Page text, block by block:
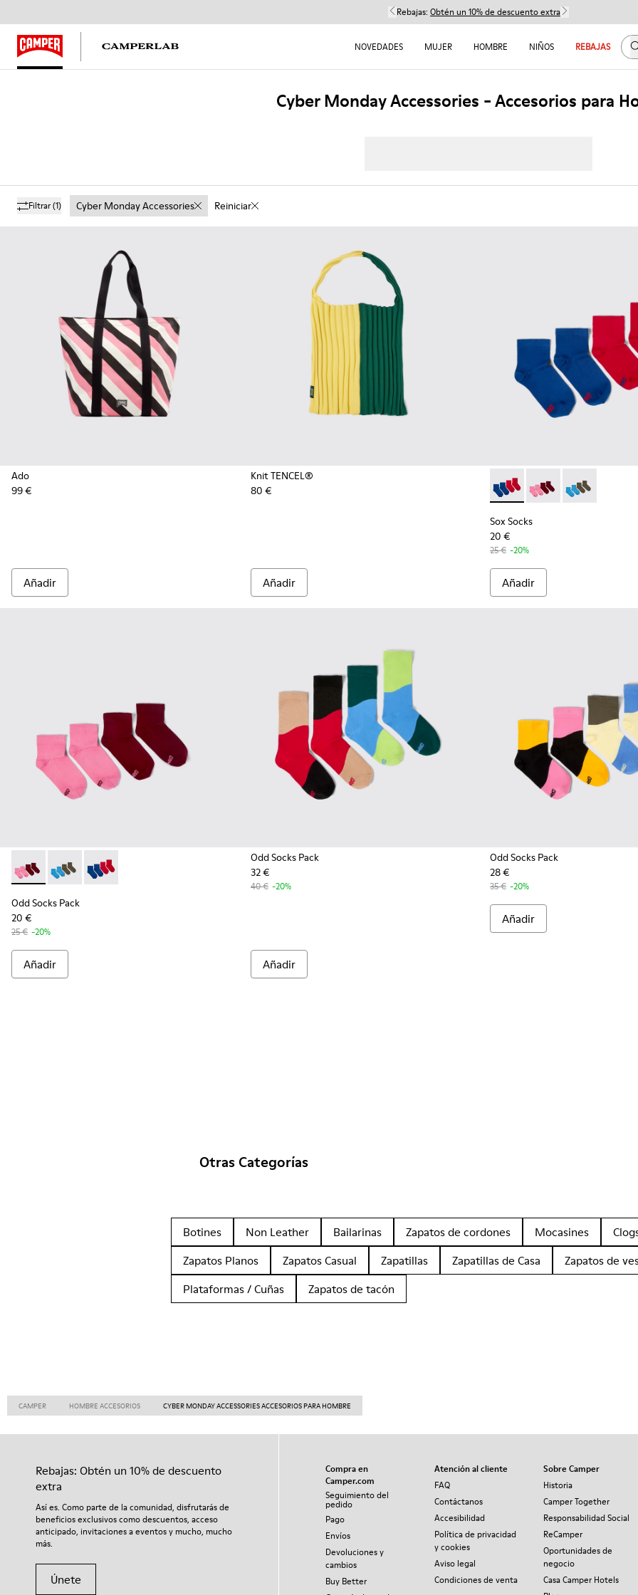
Rebajas: Obtén un 10% de descuento extra
NOVEDADES MUJER HOMBRE NIÑOS REBAJAS
Cyber Monday Accessories - Accesorios para
Filtrar(1) Cyber Monday Accessories Reiniciar
Ado
99 €
Añadir
Knit TENCEL®
80 €
Añadir
Sox Socks - KA00043-002 -
Sox Socks -Sox Socks -
Sox Socks
20 €
25 € -20%
Añadir
Odd Socks Pack - KA00043-004 - Pack de 2 pares de calcetines
Odd Socks Pack - KA00043-003 - Pack de 2 pares de calcetines
Odd Socks Pack - KA00043-002 - Multicolor
Odd Socks Pack
20 €
25 € -20%
Añadir
Odd Socks Pack
32 €
40 € -20%
Añadir
Odd Socks Pack
28 €
35 € -20%
Añadir
Otras Categorías
Botines Non Leather Bailarinas Zapatos de cordones Mocasines
Zapatos Planos
Zapatos Casual Zapatillas Zapatillas de Casa
Zapatos de
Plataformas / Cuñas
Zapatos de tacón
CAMPER HOMBRE ACCESORIOS CYBER MONDAY ACCESSORIES ACCESORIOS PARA HOMBRE
Rebajas: Obtén un 10% de descuento
extra
Así es. Como parte de la comunidad, disfrutarás de
beneficios exclusivos como descuentos, acceso
anticipado, invitaciones a eventos y mucho, mucho
más.
Únete
Compra en
Camper.com
Seguimiento del
pedido
Pago
Envíos
Devoluciones y
cambios
Buy Better
Atención al cliente
FAQ
Contáctanos
Accesibilidad
Política de privacidad
y cookies
Aviso legal
Condiciones de venta
Sobre Camper
Historia
Camper Together
Responsabilidad Social
ReCamper
Oportunidades de
negocio
Casa Camper Hotels